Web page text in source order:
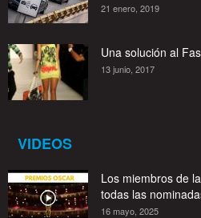
21 enero, 2019
Una solución al
13 junio, 2017
VIDEOS
Los miembros de
todas las
16 mayo, 2025